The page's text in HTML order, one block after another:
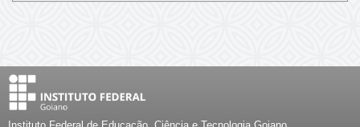
Instituto Federal de Educação, Ciência e Tecnologia Goiano